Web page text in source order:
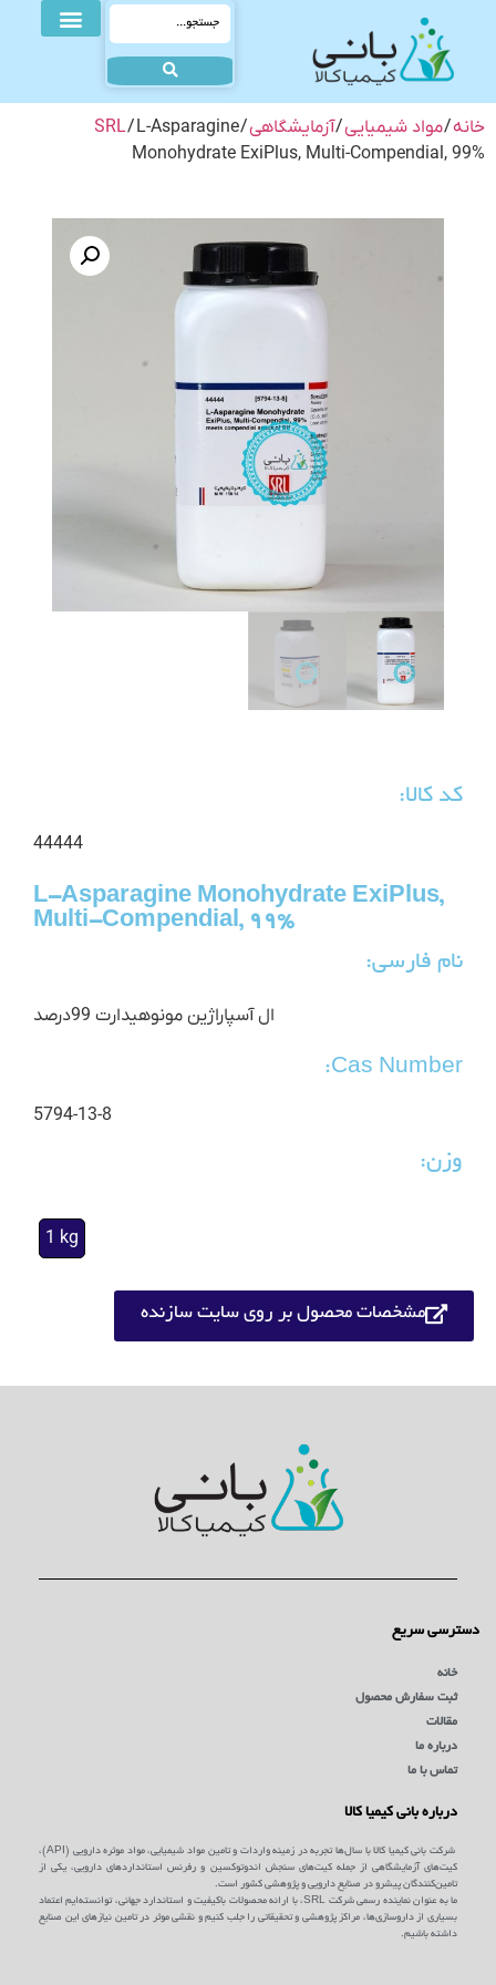
خانه/مواد شیمیایی/آزمایشگاهی/
SRL/ L-Asparagine
Monohydrate ExiPlus, Multi-Compendial, 99%
کد کالا:
44444
L-Asparagine Monohydrate ExiPlus,
Multi-Compendial, 99%
نام فارسی:
ال آسپاراژین مونوهیدارت 99درصد
Cas Number:
5794-13-8
وزن:
1 kg
مشخصات محصول بر روی سایت سازنده
دسترسی سریع
خانه
ثبت سفارش محصول
مقالات
درباره ما
تماس با ما
درباره بانی کیمیا کالا
شرکت بانی کیمیا کالا با سال‌ها تجربه در زمینه واردات و تامین مواد شیمیایی، مواد موثره دارویی (API)،
کیت‌های آزمایشگاهی از جمله کیت‌های سنجش اندوتوکسین و رفرنس استانداردهای دارویی، یکی از
تامین‌کنندگان پیشرو در صنایع دارویی و پژوهشی کشور است.
ما به عنوان نماینده رسمی شرکت SRL، با ارائه محصولات باکیفیت و استاندارد جهانی، توانسته‌ایم اعتماد
بسیاری از داروسازی‌ها، مراکز پژوهشی و تحقیقاتی را جلب کنیم و نقشی موثر در تامین نیازهای این صنایع
داشته باشیم.